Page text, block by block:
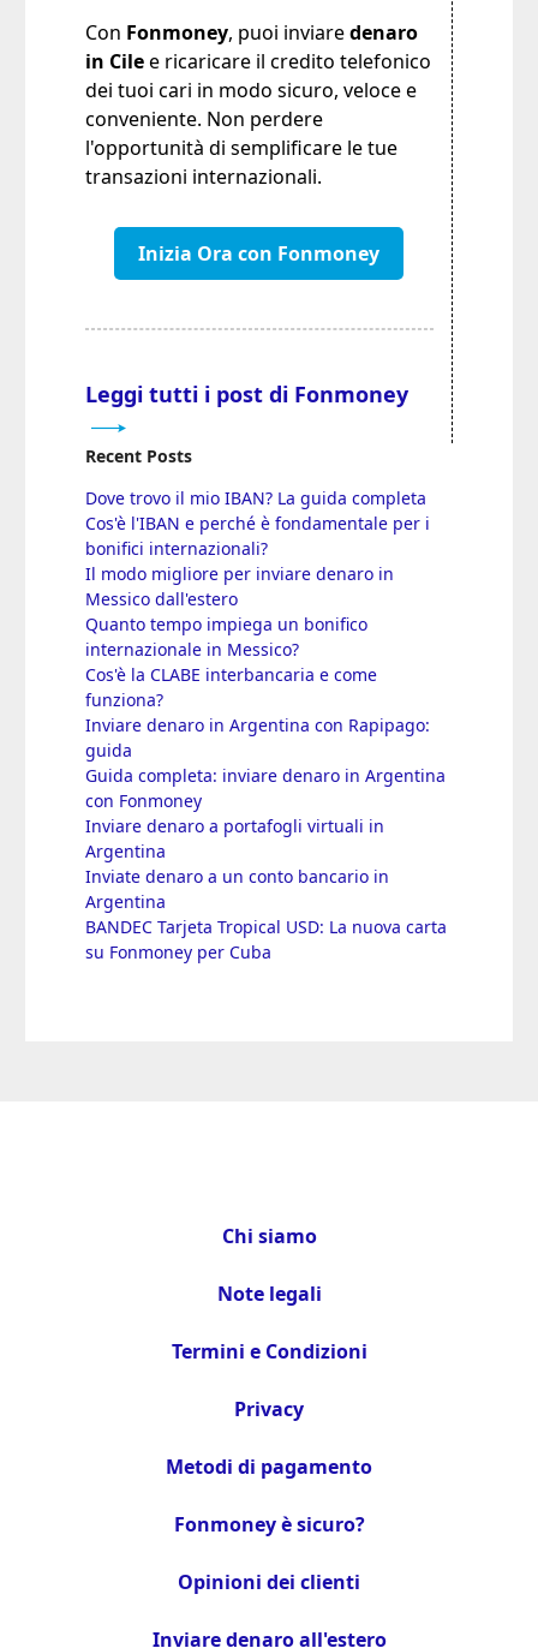
Con Fonmoney, puoi inviaredenaro
in Cilee ricaricare il credito telefonico
dei tuoi cari in modo sicuro, veloce e
conveniente. Non perdere
l'opportunità di semplificare le tue
transazioni internazionali.
Inizia Ora con Fonmoney
Leggi tutti i post di Fonmoney
Recent Posts
Dove trovo il mio IBAN? La guida completa
Cos'è l'IBAN e perché è fondamentale per i
bonifici internazionali?
Il modo migliore per inviare denaro in
Messico dall'estero
Quanto tempo impiega un bonifico
internazionale in Messico?
Cos'è la CLABE interbancaria e come
funziona?
Inviare denaro in Argentina con Rapipago:
guida
Guida completa: inviare denaro in Argentina
con Fonmoney
Inviare denaro a portafogli virtuali in
Argentina
Inviate denaro a un conto bancario in
Argentina
BANDEC Tarjeta Tropical USD: La nuova carta
su Fonmoney per Cuba
Chi siamo
Note legali
Termini e Condizioni
Privacy
Metodi di pagamento
Fonmoney è sicuro?
Opinioni dei clienti
Inviare denaro all'estero